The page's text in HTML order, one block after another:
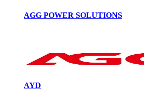
AGG POWER SOLUTIONS
AYD